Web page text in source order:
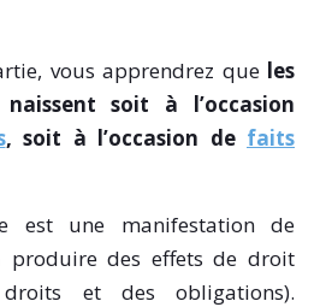
vous apprendrez que les
soit à l’occasion
, soit à l’occasion de faits
est une manifestation de
produire des effets de droit
droits et des obligations).